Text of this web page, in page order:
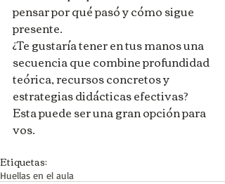
pensar por qué pasó y cómo sigue
presente.
¿Te gustaría tener en tus manos una
secuencia que combine profundidad
teórica, recursos concretos y
estrategias didácticas efectivas?
Esta puede ser una gran opción para
vos.
Etiquetas:
Huellas en el aula